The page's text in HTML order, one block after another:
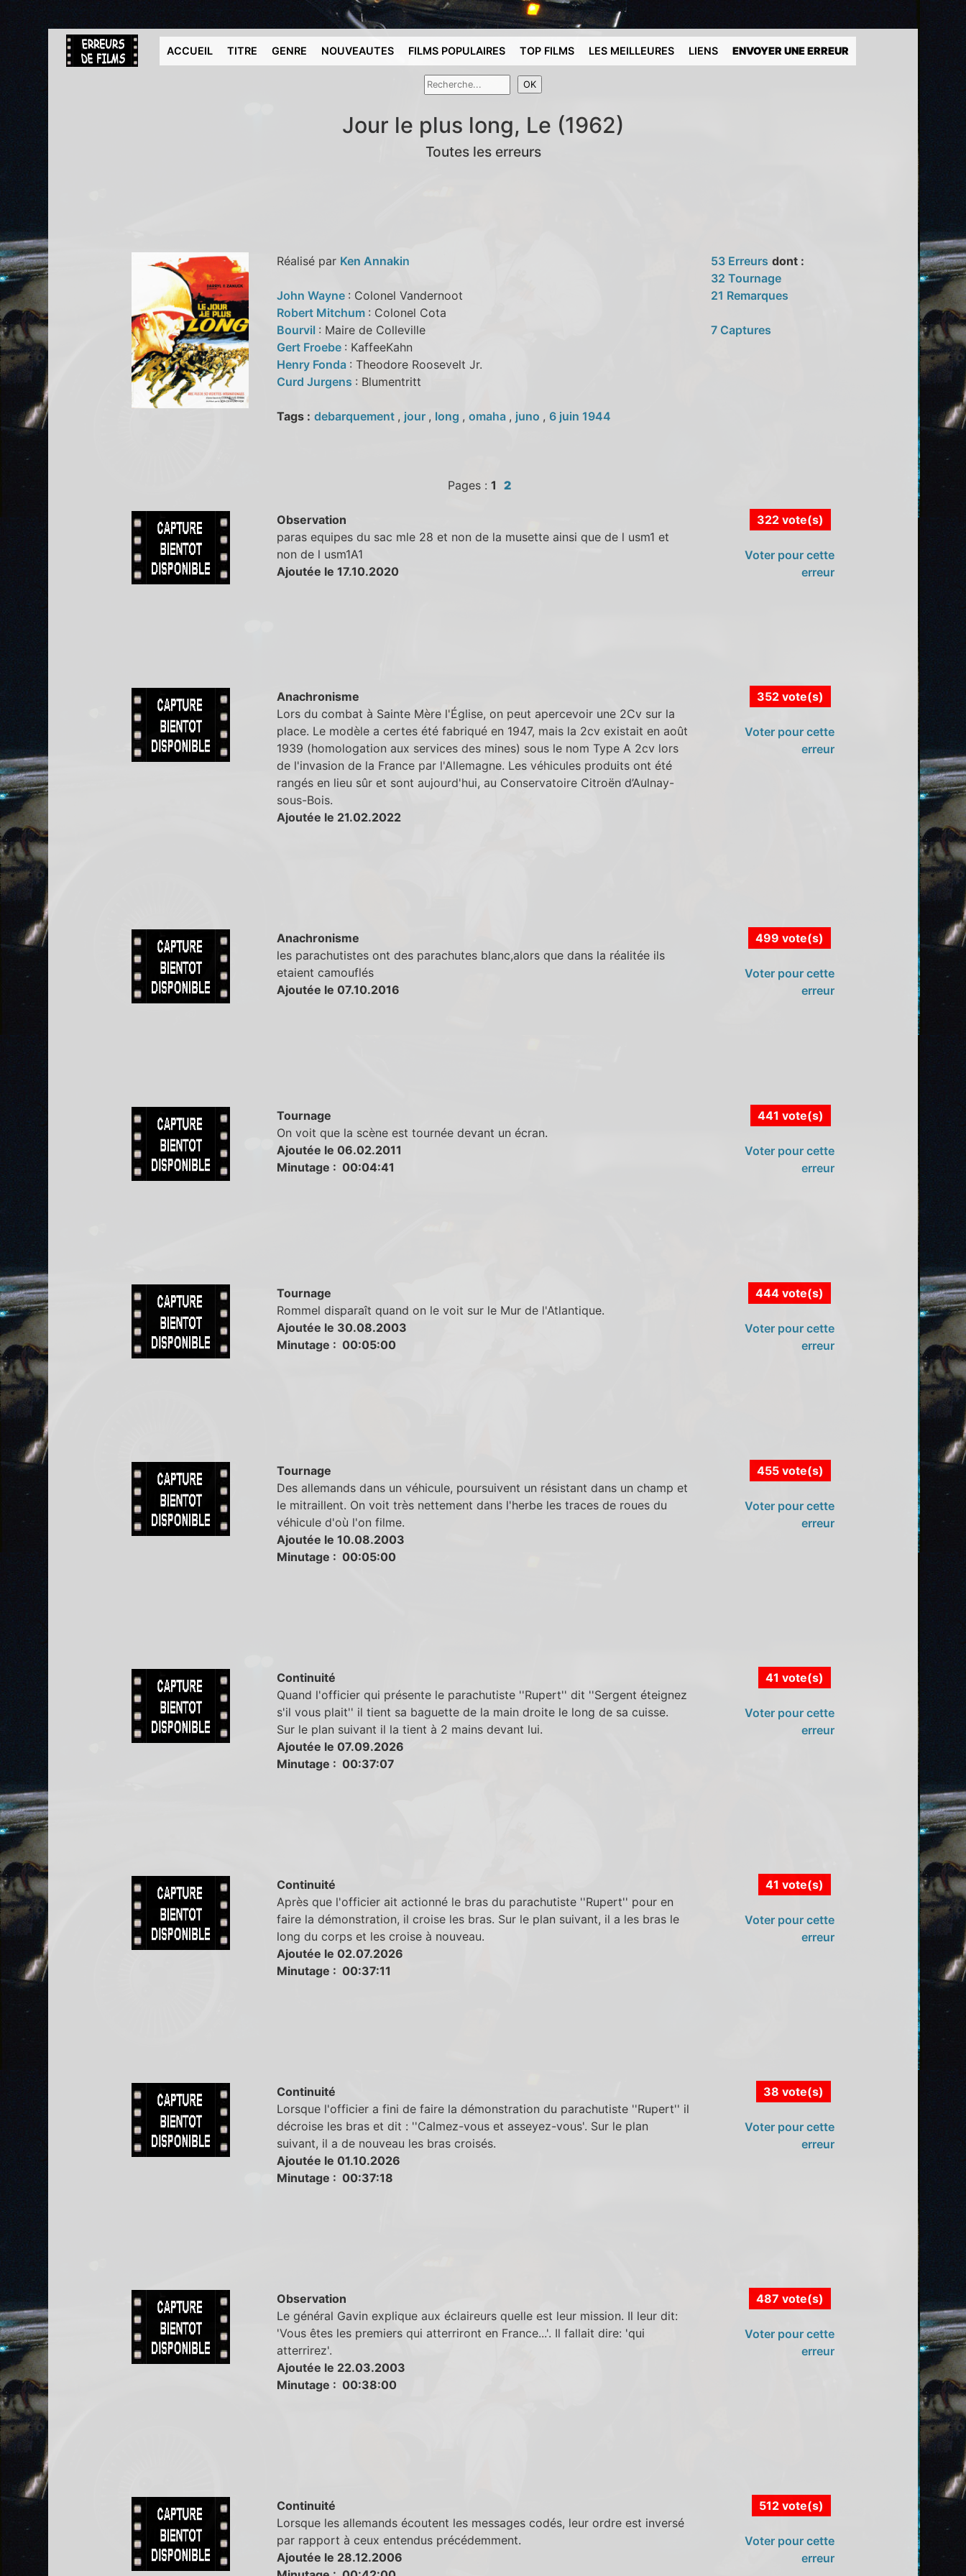
ACCUEIL TITRE GENRE NOUVEAUTES FILMS POPULAIRES TOP FILMS LES MEILLEURES LIENS ENVOYER UNE ERREUR
Jour le plus long, Le (1962)
Toutes les erreurs
Réalisé par Ken Annakin
John Wayne : Colonel Vandernoot
Robert Mitchum : Colonel Cota
Bourvil : Maire de Colleville
Gert Froebe : KaffeeKahn
Henry Fonda : Theodore Roosevelt Jr.
Curd Jurgens : Blumentritt
Tags : debarquement , jour , long , omaha , juno , 6 juin 1944
53 Erreurs dont :
32 Tournage
21 Remarques
7 Captures
Pages : 1 2
Observation
paras equipes du sac mle 28 et non de la musette ainsi que de l usm1 et
non de l usm1A1
Ajoutée le 17.10.2020
322 vote(s)
Voter pour cette
erreur
Anachronisme
Lors du combat à Sainte Mère l'Église, on peut apercevoir une 2Cv sur la
place. Le modèle a certes été fabriqué en 1947, mais la 2cv existait en août
1939 (homologation aux services des mines) sous le nom Type A 2cv lors
de l'invasion de la France par l'Allemagne. Les véhicules produits ont été
rangés en lieu sûr et sont aujourd'hui, au Conservatoire Citroën d’Aulnay-
sous-Bois.
Ajoutée le 21.02.2022
352 vote(s)
Voter pour cette
erreur
Anachronisme
les parachutistes ont des parachutes blanc,alors que dans la réalitée ils
etaient camouflés
Ajoutée le 07.10.2016
499 vote(s)
Voter pour cette
erreur
Tournage
On voit que la scène est tournée devant un écran.
Ajoutée le 06.02.2011
Minutage : 00:04:41
441 vote(s)
Voter pour cette
erreur
Tournage
Rommel disparaît quand on le voit sur le Mur de l'Atlantique.
Ajoutée le 30.08.2003
Minutage : 00:05:00
444 vote(s)
Voter pour cette
erreur
Tournage
Des allemands dans un véhicule, poursuivent un résistant dans un champ et
le mitraillent. On voit très nettement dans l'herbe les traces de roues du
véhicule d'où l'on filme.
Ajoutée le 10.08.2003
Minutage : 00:05:00
455 vote(s)
Voter pour cette
erreur
Continuité
Quand l'officier qui présente le parachutiste ''Rupert'' dit ''Sergent éteignez
s'il vous plait'' il tient sa baguette de la main droite le long de sa cuisse.
Sur le plan suivant il la tient à 2 mains devant lui.
Ajoutée le 07.09.2026
Minutage : 00:37:07
41 vote(s)
Voter pour cette
erreur
Continuité
Après que l'officier ait actionné le bras du parachutiste ''Rupert'' pour en
faire la démonstration, il croise les bras. Sur le plan suivant, il a les bras le
long du corps et les croise à nouveau.
Ajoutée le 02.07.2026
Minutage : 00:37:11
41 vote(s)
Voter pour cette
erreur
Continuité
Lorsque l'officier a fini de faire la démonstration du parachutiste ''Rupert'' il
décroise les bras et dit : ''Calmez-vous et asseyez-vous'. Sur le plan
suivant, il a de nouveau les bras croisés.
Ajoutée le 01.10.2026
Minutage : 00:37:18
38 vote(s)
Voter pour cette
erreur
Observation
Le général Gavin explique aux éclaireurs quelle est leur mission. Il leur dit:
'Vous êtes les premiers qui atterriront en France...'. Il fallait dire: 'qui
atterrirez'.
Ajoutée le 22.03.2003
Minutage : 00:38:00
487 vote(s)
Voter pour cette
erreur
Continuité
Lorsque les allemands écoutent les messages codés, leur ordre est inversé
par rapport à ceux entendus précédemment.
Ajoutée le 28.12.2006
512 vote(s)
Voter pour cette
erreur